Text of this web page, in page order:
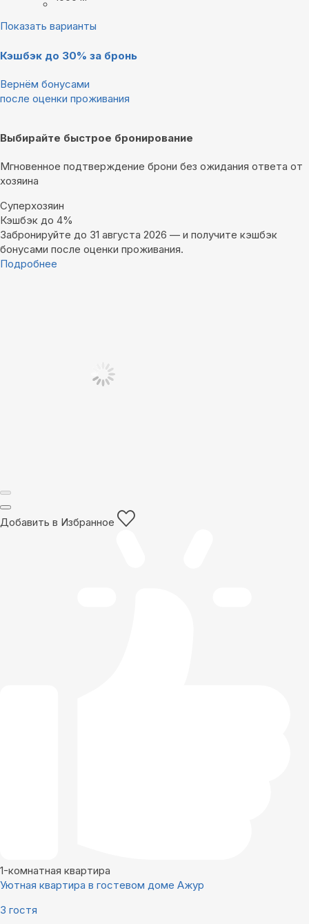
Показать варианты
Кэшбэк до 30% за бронь
Вернём бонусами
после оценки проживания
Выбирайте быстрое бронирование
Мгновенное подтверждение брони без ожидания ответа от
хозяина
Суперхозяин
Кэшбэк до 4%
Забронируйте до 31 августа 2026 — и получите кэшбэк
бонусами после оценки проживания.
Подробнее
Добавить в Избранное
1-комнатная квартира
Уютная квартира в гостевом доме Ажур
3 гостя